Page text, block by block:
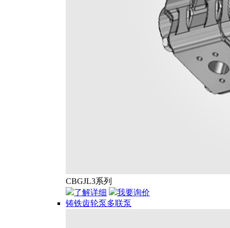
CBGJL3系列
了解详细
我要询价
铸铁齿轮泵多联泵